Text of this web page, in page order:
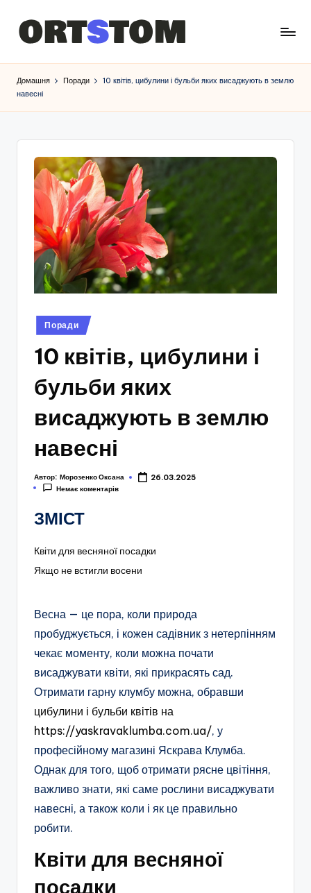
Домашня Поради
10 квітів, цибулини і бульби яких висаджують в землю
навесні
Опубліковано
у
Поради
10 квітів, цибулини і
бульби яких
висаджують в землю
навесні
Автор: Морозенко Оксана
26.03.2025
Немає коментарів
ЗМІСТ
Квіти для весняної посадки
Якщо не встигли восени
Весна — це пора, коли природа
пробуджується, і кожен садівник з нетерпінням
чекає моменту, коли можна почати
висаджувати квіти, які прикрасять сад.
Отримати гарну клумбу можна, обравши
цибулини і бульби квітів на
https://yaskravaklumba.com.ua/, у
професійному магазині Яскрава Клумба.
Однак для того, щоб отримати рясне цвітіння,
важливо знати, які саме рослини висаджувати
навесні, а також коли і як це правильно
робити.
Квіти для весняної
посадки